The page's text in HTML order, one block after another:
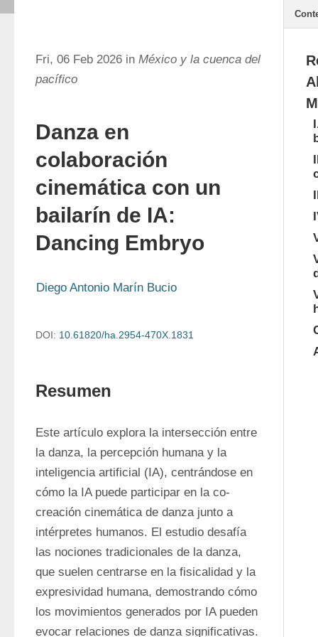
Fri, 06 Feb 2026 in México y la cuenca del
pacífico
Danza en
colaboración
cinemática con un
bailarín de IA:
Dancing Embryo
Diego Antonio Marín Bucio
DOI: 10.61820/ha.2954-470X.1831
Resumen
Este artículo explora la intersección entre
la danza, la percepción humana y la
inteligencia artificial (IA), centrándose en
cómo la IA puede participar en la co-
creación cinemática de danza junto a
intérpretes humanos. El estudio desafía
las nociones tradicionales de la danza,
que suelen centrarse en la fisicalidad y la
expresividad humana, demostrando cómo
los movimientos generados por IA pueden
evocar relaciones de danza significativas.